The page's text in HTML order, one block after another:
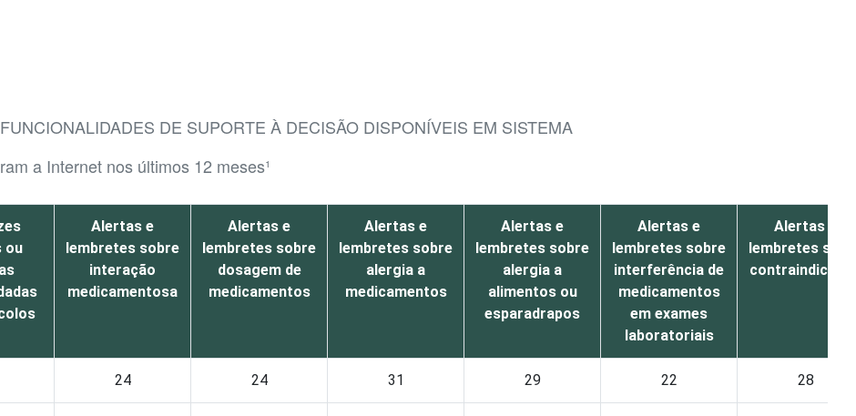
DE SUPORTE À DECISÃO DISPONÍVEIS EM SISTEMA
a Internet nos últimos 12 meses¹
ou
Alertas e
lembretes sobre
interação
medicamentosa
Alertas e
lembretes sobre
dosagem de
medicamentos
Alertas e
lembretes sobre
alergia a
medicamentos
Alertas e
lembretes sobre
alergia a
alimentos ou
esparadrapos
Alertas e
lembretes sobre
interferência de
medicamentos
em exames
laboratoriais
Alertas e
lembretes
24 24 31 29 22 28